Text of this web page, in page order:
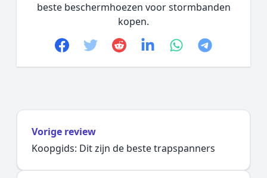
beste beschermhoezen voor stormbanden
kopen.
Facebook
TwitterRedditlinkedinwhatsapp
telegram
Vorige review
Koopgids: Dit zijn de beste trapspanners